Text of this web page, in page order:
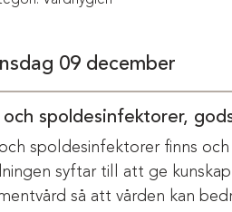
09 december
och spoldesinfektorer,
spoldesinfektorer finns
syftar till att ge
så att vården kan